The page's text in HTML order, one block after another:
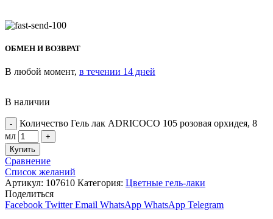
ОБМЕН И ВОЗВРАТ
В любой момент, в течении 14 дней
В наличии
Количество Гель лак ADRICOCO 105 розовая орхидея, 8
мл
Купить
Сравнение
Список желаний
Артикул: 107610 Категория: Цветные гель-лаки
Поделиться
Facebook Twitter Email WhatsApp WhatsApp Telegram